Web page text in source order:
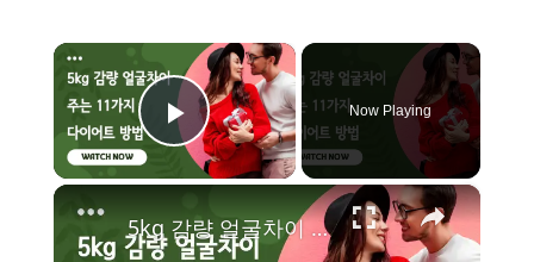
×
Play Video
Now Playing
×
5kg 감량 얼굴차이 주는 11가지 다이어트 방법